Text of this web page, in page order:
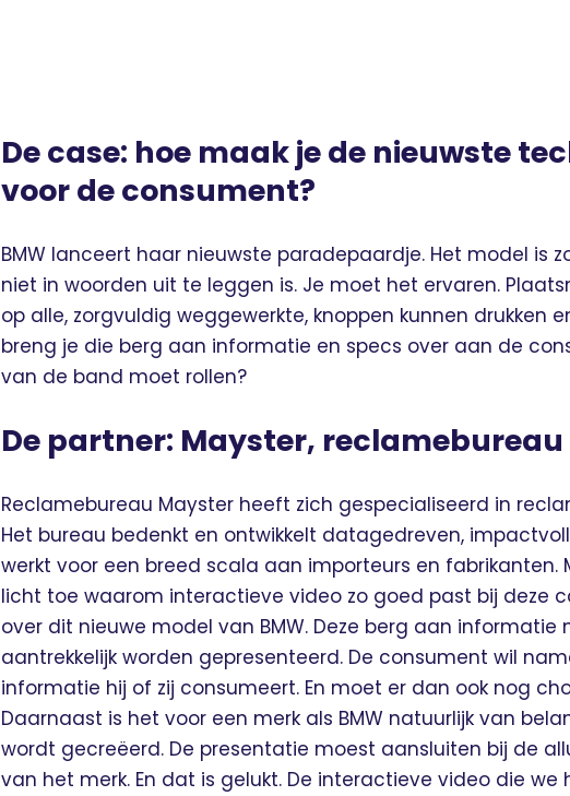
De case: hoe maak je de nieuwste
voor de consument?
BMW lanceert haar nieuwste paradepaardje. Het model is
niet in woorden uit te leggen is. Je moet het ervaren.
op alle, zorgvuldig weggewerkte, knoppen kunnen drukken
breng je die berg aan informatie en specs over aan de
van de band moet rollen?
De partner: Mayster,
Reclamebureau Mayster heeft zich gespecialiseerd in
Het bureau bedenkt en ontwikkelt datagedreven,
werkt voor een breed scala aan importeurs en fabrikanten.
licht toe waarom interactieve video zo goed past bij deze
over dit nieuwe model van BMW. Deze berg aan informatie
aantrekkelijk worden gepresenteerd. De consument wil
informatie hij of zij consumeert. En moet er dan ook nog
Daarnaast is het voor een merk als BMW natuurlijk van
wordt gecreëerd. De presentatie moest aansluiten bij de
van het merk. En dat is gelukt. De interactieve video die we